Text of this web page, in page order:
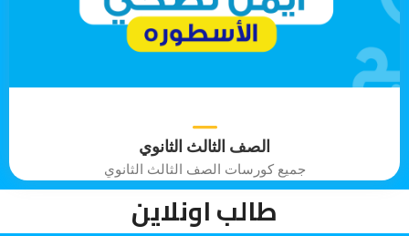
الصف الثالث الثانوي
جميع كورسات الصف الثالث الثانوي
طالب اونلاين